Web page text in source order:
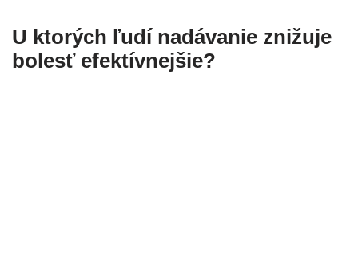
U ktorých ľudí nadávanie znižuje
bolesť efektívnejšie?